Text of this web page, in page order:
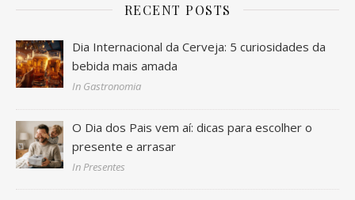
RECENT POSTS
Dia Internacional da Cerveja: 5 curiosidades da
bebida mais amada
In Gastronomia
O Dia dos Pais vem aí: dicas para escolher o
presente e arrasar
In Presentes